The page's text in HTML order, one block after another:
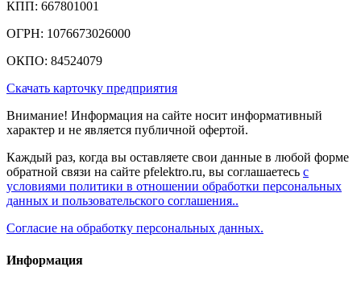
КПП: 667801001
ОГРН: 1076673026000
ОКПО: 84524079
Скачать карточку предприятия
Внимание! Информация на сайте носит информативный
характер и не является публичной офертой.
Каждый раз, когда вы оставляете свои данные в любой форме
обратной связи на сайте pfelektro.ru, вы соглашаетесь с
условиями политики в отношении обработки персональных
данных и пользовательского соглашения..
Согласие на обработку персональных данных.
Информация